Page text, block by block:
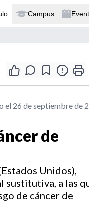
Campus
el 26 de septiembre de
de
Unidos),
sustitutiva, a las
de cáncer de